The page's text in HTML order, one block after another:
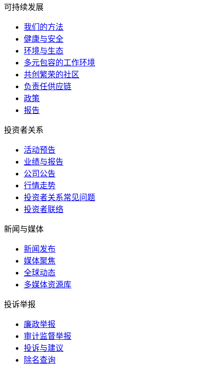
可持续发展
我们的方法
健康与安全
环境与生态
多元包容的工作环境
共创繁荣的社区
负责任供应链
政策
报告
投资者关系
活动预告
业绩与报告
公司公告
行情走势
投资者关系常见问题
投资者联络
新闻与媒体
新闻发布
媒体聚焦
全球动态
多媒体资源库
投诉举报
廉政举报
审计监督举报
投诉与建议
除名查询